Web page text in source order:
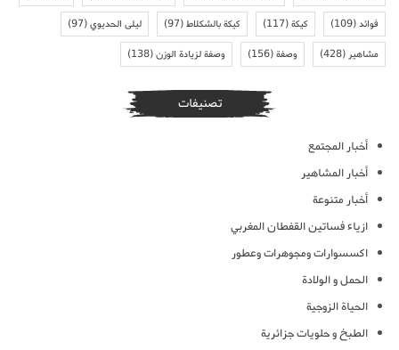
فوائد(109) كيكة(117) كيكة بالشكلاط(97) ليلى الحديوي(97)
مشاهير(428) وصفة(156) وصفة لزيادة الوزن(138)
تصنيفات
أخبار المجتمع
أخبار المشاهير
أخبار متنوعة
ازياء فساتين القفطان المغربي
اكسسوارات ومجوهرات وعطور
الحمل و الولادة
الحياة الزوجية
الطبخ و حلويات جزائرية